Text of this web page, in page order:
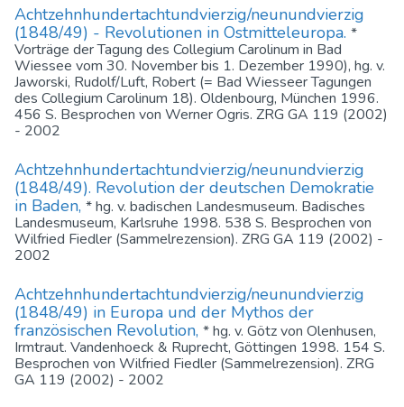
Achtzehnhundertachtundvierzig/neunundvierzig
(1848/49) - Revolutionen in Ostmitteleuropa. *
Vorträge der Tagung des Collegium Carolinum in Bad
Wiessee vom 30. November bis 1. Dezember 1990), hg. v.
Jaworski, Rudolf/Luft, Robert (= Bad Wiesseer Tagungen
des Collegium Carolinum 18). Oldenbourg, München 1996.
456 S. Besprochen von Werner Ogris. ZRG GA 119 (2002)
- 2002
Achtzehnhundertachtundvierzig/neunundvierzig
(1848/49). Revolution der deutschen Demokratie
in Baden, * hg. v. badischen Landesmuseum. Badisches
Landesmuseum, Karlsruhe 1998. 538 S. Besprochen von
Wilfried Fiedler (Sammelrezension). ZRG GA 119 (2002) -
2002
Achtzehnhundertachtundvierzig/neunundvierzig
(1848/49) in Europa und der Mythos der
französischen Revolution, * hg. v. Götz von Olenhusen,
Irmtraut. Vandenhoeck & Ruprecht, Göttingen 1998. 154 S.
Besprochen von Wilfried Fiedler (Sammelrezension). ZRG
GA 119 (2002) - 2002